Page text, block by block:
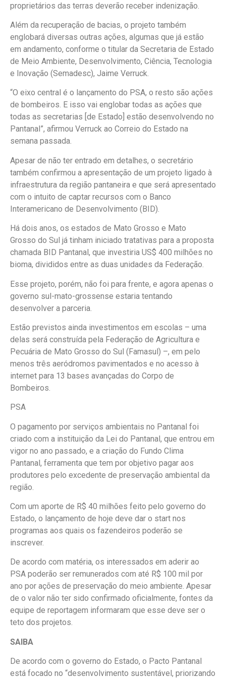
proprietários das terras deverão receber indenização.
Além da recuperação de bacias, o projeto também
englobará diversas outras ações, algumas que já estão
em andamento, conforme o titular da Secretaria de Estado
de Meio Ambiente, Desenvolvimento, Ciência, Tecnologia
e Inovação (Semadesc), Jaime Verruck.
“O eixo central é o lançamento do PSA, o resto são ações
de bombeiros. E isso vai englobar todas as ações que
todas as secretarias [de Estado] estão desenvolvendo no
Pantanal”, afirmou Verruck ao Correio do Estado na
semana passada.
Apesar de não ter entrado em detalhes, o secretário
também confirmou a apresentação de um projeto ligado à
infraestrutura da região pantaneira e que será apresentado
com o intuito de captar recursos com o Banco
Interamericano de Desenvolvimento (BID).
Há dois anos, os estados de Mato Grosso e Mato
Grosso do Sul já tinham iniciado tratativas para a proposta
chamada BID Pantanal, que investiria US$ 400 milhões no
bioma, divididos entre as duas unidades da Federação.
Esse projeto, porém, não foi para frente, e agora apenas o
governo sul-mato-grossense estaria tentando
desenvolver a parceria.
Estão previstos ainda investimentos em escolas – uma
delas será construída pela Federação de Agricultura e
Pecuária de Mato Grosso do Sul (Famasul) –, em pelo
menos três aeródromos pavimentados e no acesso à
internet para 13 bases avançadas do Corpo de
Bombeiros.
PSA
O pagamento por serviços ambientais no Pantanal foi
criado com a instituição da Lei do Pantanal, que entrou em
vigor no ano passado, e a criação do Fundo Clima
Pantanal, ferramenta que tem por objetivo pagar aos
produtores pelo excedente de preservação ambiental da
região.
Com um aporte de R$ 40 milhões feito pelo governo do
Estado, o lançamento de hoje deve dar o start nos
programas aos quais os fazendeiros poderão se
inscrever.
De acordo com matéria, os interessados em aderir ao
PSA poderão ser remunerados com até R$ 100 mil por
ano por ações de preservação do meio ambiente. Apesar
de o valor não ter sido confirmado oficialmente, fontes da
equipe de reportagem informaram que esse deve ser o
teto dos projetos.
SAIBA
De acordo com o governo do Estado, o Pacto Pantanal
está focado no “desenvolvimento sustentável, priorizando